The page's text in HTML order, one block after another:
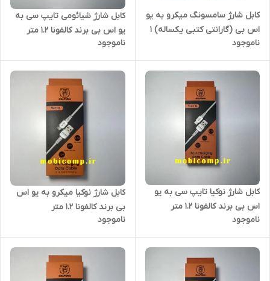
کابل شارژ سامسونگ میکرو به یو
اس بی (گارانتی کتبی یکساله) 1
متر
ناموجود
کابل شارژ شیائومی تایپ سی به
یو اس بی برند کالفونا 1.2 متر
(گارانتی کتبی یکساله)
ناموجود
کابل شارژ نوکیا تایپ سی به یو
اس بی برند کالفونا 1.2 متر
(گارانتی کتبی یکساله)
ناموجود
کابل شارژ نوکیا میکرو به یو اس
بی برند کالفونا 1.2 متر
ناموجود